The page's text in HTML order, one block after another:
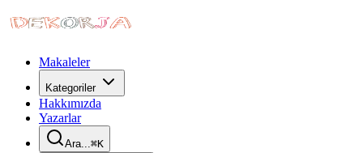
Makaleler
Kategoriler
Hakkımızda
Yazarlar
Ara...⌘K